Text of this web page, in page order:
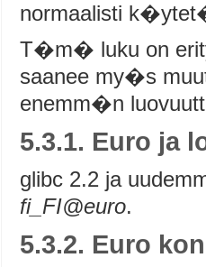
normaalisti
T�m� luku on
saanee my�s
enemm�n
5.3.1. Euro ja
glibc 2.2 ja
fi_FI@euro.
5.3.2. Euro